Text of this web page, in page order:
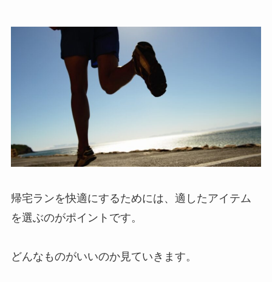
帰宅ランを快適にするためには、適したアイテム
を選ぶのがポイントです。
どんなものがいいのか見ていきます。